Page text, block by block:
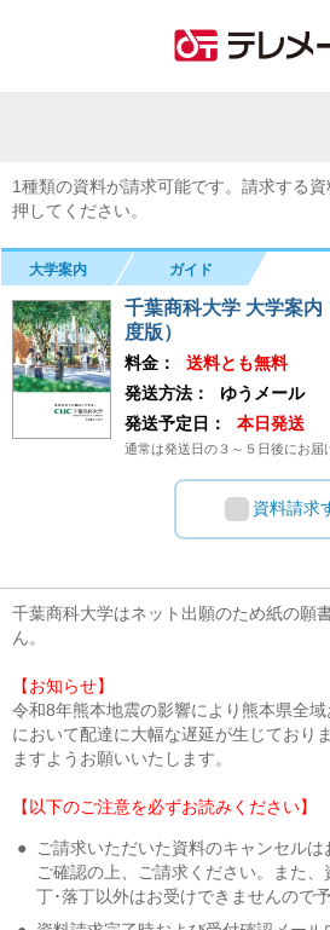
1種類の資料が請求可能です。請求する
押してください。
大学案内 ガイド
千葉商科大学 大学案
度版）
料金：
送料とも無料
発送方法：
ゆうメール
発送予定日：
本日発送
通常は発送日の３～５日後にお届
資料請求
千葉商科大学はネット出願のため紙の願
ん。
【お知らせ】
令和8年熊本地震の影響により熊本県全
において配達に大幅な遅延が生じており
ますようお願いいたします。
【以下のご注意を必ずお読みください】
●
ご請求いただいた資料のキャンセルは
ご確認の上、ご請求ください。また
丁･落丁以外はお受けできませんので